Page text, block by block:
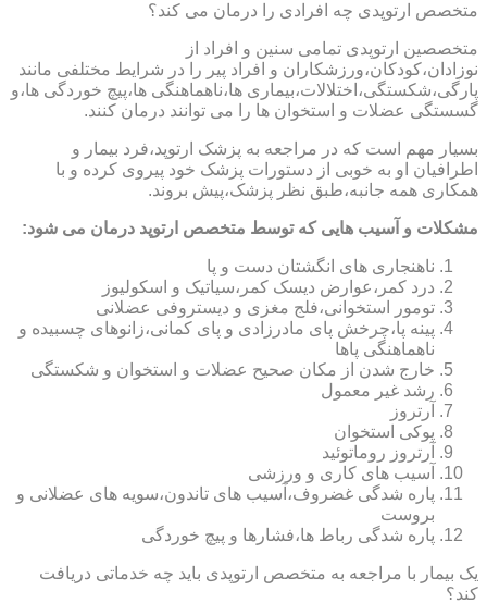
متخصص ارتوپدی چه افرادی را درمان می کند؟
متخصصین ارتوپدی تمامی سنین و افراد از
نوزادان،کودکان،ورزشکاران و افراد پیر را در شرایط مختلفی مانند
پارگی،شکستگی،اختلالات،بیماری ها،ناهماهنگی ها،پیچ خوردگی ها،و
گسستگی عضلات و استخوان ها را می توانند درمان کنند.
بسیار مهم است که در مراجعه به پزشک ارتوپد،فرد بیمار و
اطرافیان او به خوبی از دستورات پزشک خود پیروی کرده و با
همکاری همه جانبه،طبق نظر پزشک،پیش بروند.
مشکلات و آسیب هایی که توسط متخصص ارتوپد درمان می شود:
ناهنجاری های انگشتان دست و پا
درد کمر،عوارض دیسک کمر،سیاتیک و اسکولیوز
تومور استخوانی،فلج مغزی و دیستروفی عضلانی
پینه پا،چرخش پای مادرزادی و پای کمانی،زانوهای چسبیده و
ناهماهنگی پاها
خارج شدن از مکان صحیح عضلات و استخوان و شکستگی
رشد غیر معمول
آرتروز
پوکی استخوان
آرتروز روماتوئید
آسیب های کاری و ورزشی
پاره شدگی غضروف،آسیب های تاندون،سویه های عضلانی و
بروست
پاره شدگی رباط ها،فشارها و پیچ خوردگی
یک بیمار با مراجعه به متخصص ارتوپدی باید چه خدماتی دریافت
کند؟